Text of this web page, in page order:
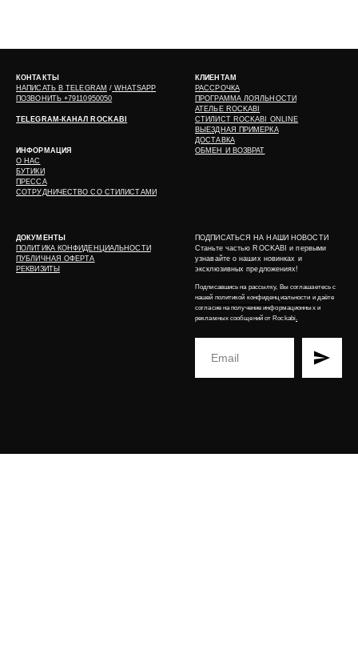
КОНТАКТЫ
НАПИСАТЬ ВTELEGRAM / WHATSAPP
ПОЗВОНИТЬ +79110950050
TELEGRAM-КАНАЛ ROCKABI
ИНФОРМАЦИЯ
О НАС
БУТИКИ
ПРЕССА
СОТРУДНИЧЕСТВО СО СТИЛИСТАМИ
КЛИЕНТАМ
РАССРОЧКА
ПРОГРАММА ЛОЯЛЬНОСТИ
АТЕЛЬЕ ROCKABI
СТИЛИСТ ROCKABI ONLINE
ВЫЕЗДНАЯ ПРИМЕРКА
ДОСТАВКА
ОБМЕН И ВОЗВРАТ
ДОКУМЕНТЫ
ПОЛИТИКА КОНФИДЕНЦИАЛЬНОСТИ
ПУБЛИЧНАЯ ОФЕРТА
РЕКВИЗИТЫ
ПОДПИСАТЬСЯ НА НАШИ НОВОСТИ
Станьте частью ROCKABI и первыми
узнавайте о наших новинках и
эксклюзивных предложениях!
Подписавшись на рассылку, Вы соглашаетесь с
нашей политикой конфиденциальности и даёте
согласие на получение информационных и
рекламных сообщений от Rockabi